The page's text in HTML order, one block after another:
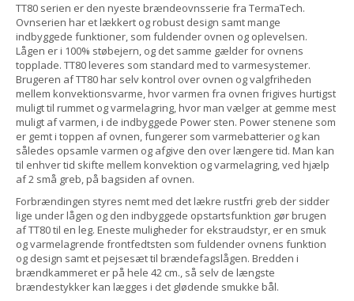
TT80 serien er den nyeste brændeovnsserie fra TermaTech.
Ovnserien har et lækkert og robust design samt mange
indbyggede funktioner, som fuldender ovnen og oplevelsen.
Lågen er i 100% støbejern, og det samme gælder for ovnens
topplade. TT80 leveres som standard med to varmesystemer.
Brugeren af TT80 har selv kontrol over ovnen og valgfriheden
mellem konvektionsvarme, hvor varmen fra ovnen frigives hurtigst
muligt til rummet og varmelagring, hvor man vælger at gemme mest
muligt af varmen, i de indbyggede Power sten. Power stenene som
er gemt i toppen af ovnen, fungerer som varmebatterier og kan
således opsamle varmen og afgive den over længere tid. Man kan
til enhver tid skifte mellem konvektion og varmelagring, ved hjælp
af 2 små greb, på bagsiden af ovnen.
Forbrændingen styres nemt med det lækre rustfri greb der sidder
lige under lågen og den indbyggede opstartsfunktion gør brugen
af TT80 til en leg. Eneste muligheder for ekstraudstyr, er en smuk
og varmelagrende frontfedtsten som fuldender ovnens funktion
og design samt et pejsesæt til brændefagslågen. Bredden i
brændkammeret er på hele 42 cm., så selv de længste
brændestykker kan lægges i det glødende smukke bål.